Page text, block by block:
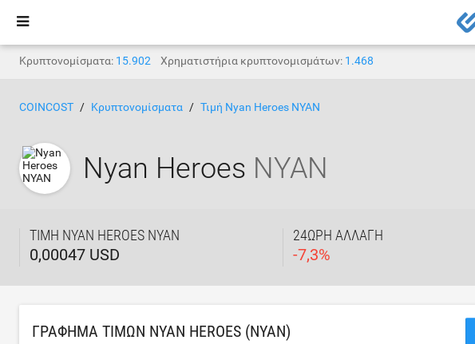
Κρυπτονομίσματα: 15.902 Χρηματιστήρια κρυπτονομισμάτων: 1.468
COINCOST Κρυπτονομίσματα Τιμή Nyan Heroes NYAN
Nyan Heroes NYAN
ΤΙΜΉ NYAN HEROES NYAN
0,00047 USD
24ΩΡΗ ΑΛΛΑΓΉ
-7,3%
ΓΡΆΦΗΜΑ ΤΙΜΏΝ NYAN HEROES (NYAN)